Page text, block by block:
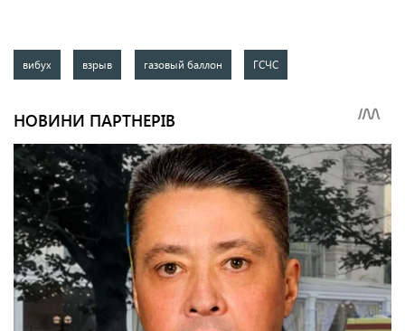
вибух взрыв газовый баллон ГСЧС